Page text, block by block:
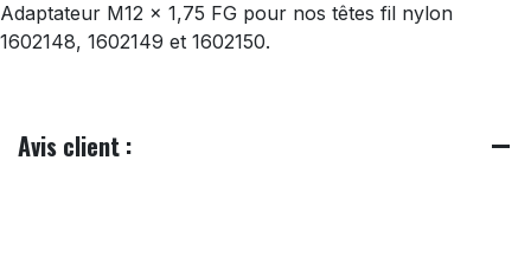
Adaptateur M12 x 1,75 FG pour nos têtes fil nylon
1602148, 1602149 et 1602150.
Avis client :